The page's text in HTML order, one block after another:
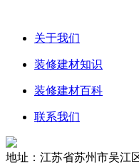
关于我们
装修建材知识
装修建材百科
联系我们
地址：江苏省苏州市吴江